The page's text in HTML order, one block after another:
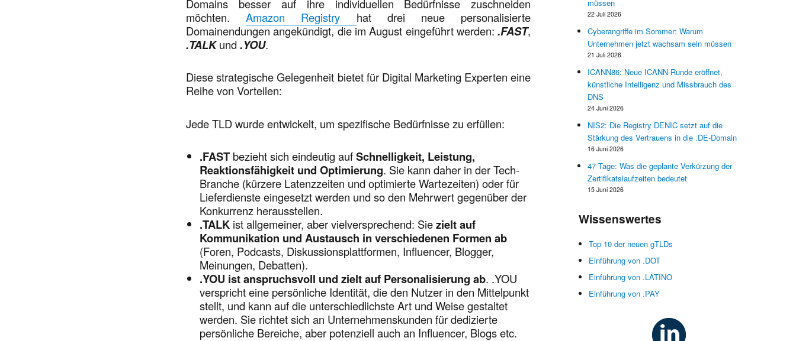
Domains besser auf ihre individuellen Bedürfnisse zuschneiden
möchten.Amazon Registry hat drei neue personalisierte
Domainendungen angekündigt, die im August eingeführt werden:.FAST,
.TALKund.YOU.
Diese strategische Gelegenheit bietet für Digital Marketing Experten eine
Reihe von Vorteilen:
Jede TLD wurde entwickelt, um spezifische Bedürfnisse zu erfüllen:
.FAST bezieht sich eindeutig aufSchnelligkeit, Leistung,
Reaktionsfähigkeit und Optimierung. Sie kann daher in der Tech-
Branche (kürzere Latenzzeiten und optimierte Wartezeiten) oder für
Lieferdienste eingesetzt werden und so den Mehrwert gegenüber der
Konkurrenz herausstellen.
.TALK ist allgemeiner, aber vielversprechend: Siezielt auf
Kommunikation und Austausch in verschiedenen Formen ab
(Foren, Podcasts, Diskussionsplattformen, Influencer, Blogger,
Meinungen, Debatten).
.YOU ist anspruchsvoll und zielt auf Personalisierung ab. .YOU
verspricht eine persönliche Identität, die den Nutzer in den Mittelpunkt
stellt, und kann auf die unterschiedlichste Art und Weise gestaltet
werden. Sie richtet sich an Unternehmenskunden für dedizierte
persönliche Bereiche, aber potenziell auch an Influencer, Blogs etc.
müssen
22 Juli 2026
Cyberangriffe im Sommer: Warum
Unternehmen jetzt wachsam sein müssen
21 Juli 2026
ICANN86: Neue ICANN-Runde eröffnet,
künstliche Intelligenz und Missbrauch des
DNS
24 Juni 2026
NIS2: Die Registry DENIC setzt auf die
Stärkung des Vertrauens in die .DE-Domain
16 Juni 2026
47 Tage: Was die geplante Verkürzung der
Zertifikatslaufzeiten bedeutet
15 Juni 2026
Wissenswertes
Top 10 der neuen gTLDs
Einführung von .DOT
Einführung von .LATINO
Einführung von .PAY